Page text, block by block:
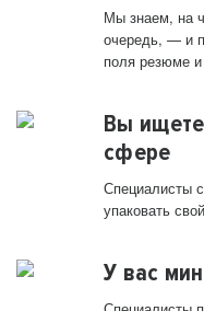
Мы знаем, на
очередь, — и
поля резюме
Вы ищете
сфере
Специалисты
упаковать
У вас